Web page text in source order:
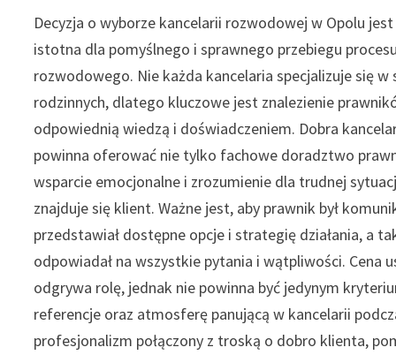
Decyzja o wyborze kancelarii rozwodowej w Opolu
istotna dla pomyślnego i sprawnego przebiegu
rozwodowego. Nie każda kancelaria specjalizuje się w
rodzinnych, dlatego kluczowe jest znalezienie
odpowiednią wiedzą i doświadczeniem. Dobra
powinna oferować nie tylko fachowe doradztwo
wsparcie emocjonalne i zrozumienie dla trudnej
znajduje się klient. Ważne jest, aby prawnik był
przedstawiał dostępne opcje i strategię działania, a
odpowiadał na wszystkie pytania i wątpliwości. Cena
odgrywa rolę, jednak nie powinna być jedynym
referencje oraz atmosferę panującą w kancelarii
profesjonalizm połączony z troską o dobro klienta,